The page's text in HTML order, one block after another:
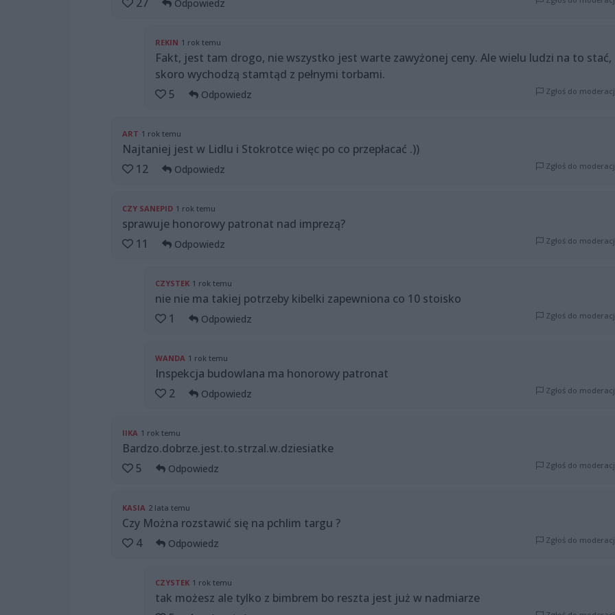
Odpowiedz
REKIN 1 rok temu
Fakt, jest tam drogo, nie wszystko jest warte zawyżonej ceny. Ale wielu ludzi na to stać,
skoro wychodzą stamtąd z pełnymi torbami.
5
Odpowiedz Zgłoś do
ART 1 rok temu
Najtaniej jest w Lidlu i Stokrotce więc po co przepłacać .))
12
Odpowiedz Zgłoś do
CZY SANEPID 1 rok temu
sprawuje honorowy patronat nad imprezą?
11
Odpowiedz Zgłoś do
CZYSTEK 1 rok temu
nie nie ma takiej potrzeby kibelki zapewniona co 10 stoisko
1
Odpowiedz Zgłoś do
WANDA 1 rok temu
Inspekcja budowlana ma honorowy patronat
2
Odpowiedz Zgłoś do
IIKA 1 rok temu
Bardzo.dobrze.jest.to.strzal.w.dziesiatke
5
Odpowiedz Zgłoś do
KASIA 2 lata temu
Czy Można rozstawić się na pchlim targu ?
4
Odpowiedz Zgłoś do
CZYSTEK 1 rok temu
tak możesz ale tylko z bimbrem bo reszta jest już w nadmiarze